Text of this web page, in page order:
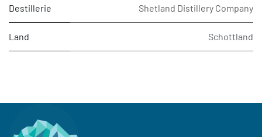
Destillerie Shetland Distillery Company
Land Schottland